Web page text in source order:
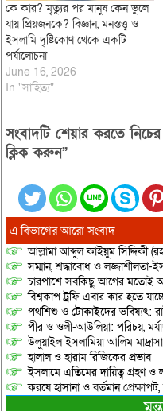
কে কার? মৃত্যুর পর মানুষ কেন ভুলে
যায় প্রিয়জনকে? বিজ্ঞান, মনস্তত্ত্ব ও
ইসলামি দৃষ্টিকোণ থেকে একটি
পর্যালোচনা
June 16, 2026
In "সাহিত্য"
সংবাদটি শেয়ার করতে
ক্লিক করুন”
এ বিভাগের আরো সংবাদ
আল্লামা আব্দুল কাইয়ুম
সম্মান, শ্রদ্ধাবোধ ও লজ্জাশীলতা-
চারপাশে সবকিছু আগের মতোই
বিশ্বকাপ ট্রফি এবার কার হতে
পথশিশু ও টোকাইদের ভবিষ্যৎ:
পীর ও ওলী-আউলিয়া: পরিচয়,
উলুয়াইল ইসলামিয়া আলিম
হালাল ও হারাম রিজিকের প্রভাব
ইসলামে এতিমের দায়িত্ব গ্রহণ ও
করযে হাসানা ও বর্তমান